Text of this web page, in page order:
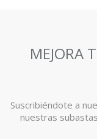
MEJORA
Suscribiéndote a
nuestras